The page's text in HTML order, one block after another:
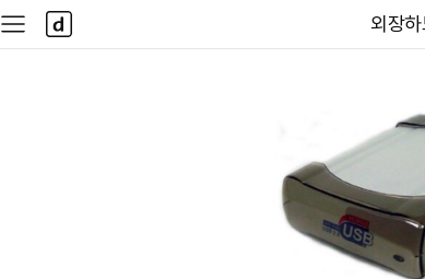
다나와
외장
사
이
다
나
와